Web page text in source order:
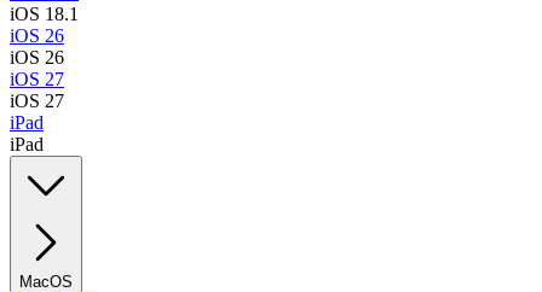
iOS 18.1
iOS 26
iOS 26
iOS 27
iOS 27
iPad
iPad
MacOS